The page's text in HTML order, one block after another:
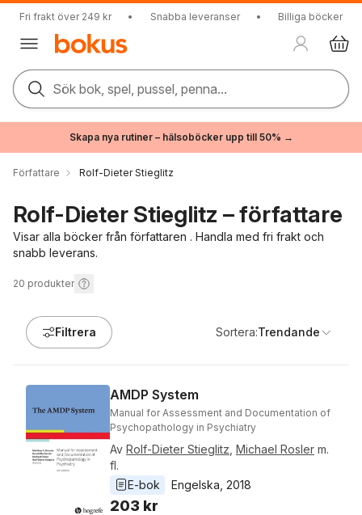
Fri frakt över 249 kr • Snabba leveranser • Billiga böcker
Sök bok, spel, pussel, penna...
Skapa nya rutiner – hälsoböcker upp till 50% →
Författare Rolf-Dieter Stieglitz
Rolf-Dieter Stieglitz – författare
Visar alla böcker från författaren . Handla med fri frakt och
snabb leverans.
20 produkter
Filtrera Sortera:Trendande
AMDP System
Manual for Assessment and Documentation of
Psychopathology in Psychiatry
Av Rolf-Dieter Stieglitz Michael Rosler m.
fl.
E-bok
Engelska 2018
203 kr